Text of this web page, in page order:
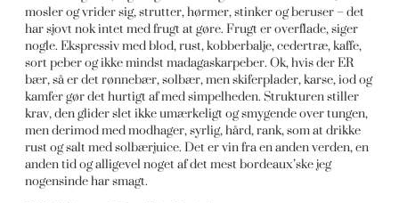
mosler og vrider sig, strutter, hørmer, stinker og beruser – det
har sjovt nok intet med frugt at gøre. Frugt er overflade, siger
nogle. Ekspressiv med blod, rust, kobberbalje, cedertræ, kaffe,
sort peber og ikke mindst madagaskarpeber. Ok, hvis der ER
bær, så er det rønnebær, solbær, men skiferplader, karse, iod og
kamfer gør det hurtigt af med simpelheden. Strukturen stiller
krav, den glider slet ikke umærkeligt og smygende over tungen,
men derimod med modhager, syrlig, hård, rank, som at drikke
rust og salt med solbærjuice. Det er vin fra en anden verden, en
anden tid og alligevel noget af det mest bordeaux’ske jeg
nogensinde har smagt.